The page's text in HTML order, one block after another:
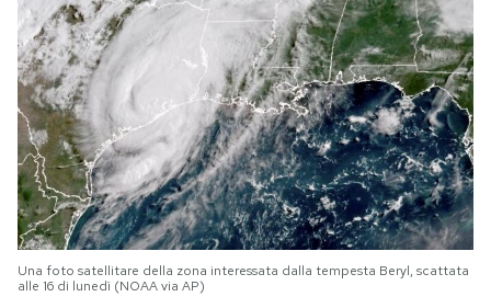
Una foto satellitare della zona interessata dalla tempesta Beryl, scattata
alle 16 di lunedì (NOAA via AP)